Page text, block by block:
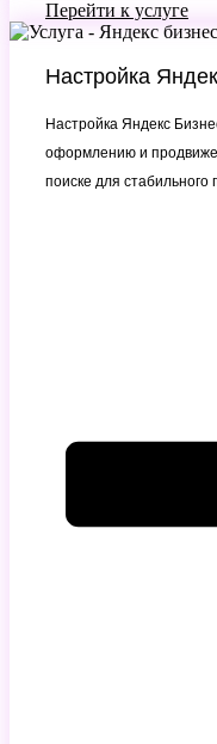
Перейти к услуге
Настройка
Настройка Яндекс
оформлению и
поиске для стабильного